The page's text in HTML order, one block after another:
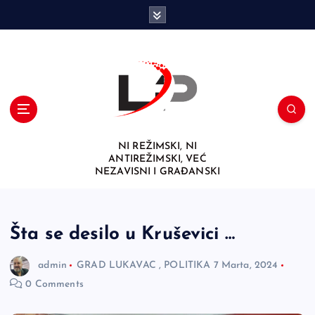
NI REŽIMSKI, NI
ANTIREŽIMSKI, VEĆ
NEZAVISNI I GRAĐANSKI
Šta se desilo u Kruševici …
admin GRAD LUKAVAC , POLITIKA 7 Marta, 2024
0 Comments